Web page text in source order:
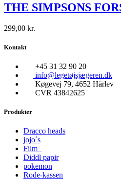
THE SIMPSONS
299,00 kr.
Kontakt
+45 31 32 90 20
info@legetøjsjægeren.dk
Køgevej 79, 4652 Hårlev
CVR 43842625
Produkter
Dracco heads
jojo´s
Film
Diddl papir
pokemon
Rode-kassen